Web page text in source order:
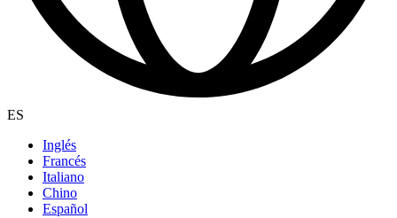
ES
Inglés
Francés
Italiano
Chino
Español